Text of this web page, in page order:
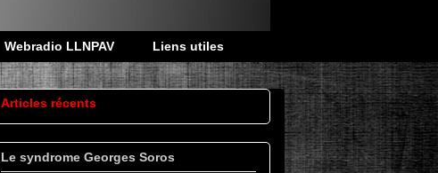
Webradio LLNPAV Liens utiles
Articles récents
Le syndrome Georges Soros